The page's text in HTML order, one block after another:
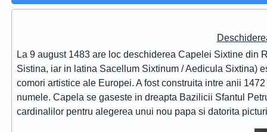
La 9 august 1483 are loc deschiderea Capelei Sixtine
Sistina, iar in latina Sacellum Sixtinum / Aedicula Sixtina)
comori artistice ale Europei. A fost construita intre anii
numele. Capela se gaseste in dreapta Bazilicii Sfantul
cardinalilor pentru alegerea unui nou papa si datorita